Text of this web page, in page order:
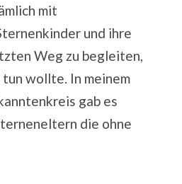
mit
und ihre
Weg zu begleiten,
wollte. In meinem
gab es
die ohne